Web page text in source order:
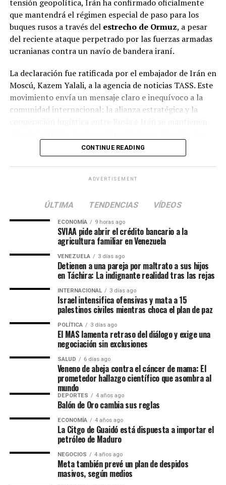
contemporánea, sino que también amenaza con
redefinir las alianzas diplomáticas y las tensiones
militares en la zona. Irak, que durante años ha luchado
por consolidar su soberanía e institucionalidad, se
encuentra ahora en la encrucijada de contener una
como un tablero de ajedrez para intereses ajenos. La
comunidad internacional observa con cautela, a la
espera de cómo responderán los implicados ante
pruebas de semejante calibre.
tensión geopolítica, Irán ha confirmado oficialmente
que mantendrá el régimen especial de paso para los
buques rusos a través del estrecho de Ormuz, a pesar
del reciente ataque perpetrado por las fuerzas armadas
ucranianas contra un navío de bandera iraní.
La declaración fue ratificada por el embajador de Irán en
Moscú, Kazem Yalali, a la agencia de noticias TASS. Este
movimiento envía un mensaje claro e inequívoco a la
comunidad internacional: la alianza estratégica y la
buscan desestabilizar la región.
Coordinación militar de alto nivel y
El ataque contra el buque iraní marca un punto de
inflexión peligroso en la expansión del conflicto hacia
rutas marítimas de vital importancia comercial. Lejos de
ceder ante la presión o modificar su postura logística,
Teherán ha preferido blindar sus acuerdos bilaterales.
Para gestionar las implicaciones de este incidente, los
Ministerios de Defensa de Rusia e Irán han establecido
un canal de contacto directo. Ambas naciones se
encuentran coordinando estrechamente la respuesta
táctica y diplomática ante esta incursión armada.
estrecho de Ormuzes considerado el cuello de
botella energético más crítico del mundo, por donde
transita una porción masiva del petróleo y gas global.
Garantizar un tránsito privilegiado a la flota rusa no
solo protege los intereses económicos de Moscú, sino
que reafirma el control geostratégico de Irán sobre esta
arteria marítima clave.
Con esta decisión, Teherán consolida su bloque
defensivo y demuestra que las represalias e incidentes
de seguridad no alterarán sus compromisos geopolíticos
con el Kremlin. La atención internacional se centra
CONTINUE READING
ADVERTISEMENT
ÚLTIMA TENDENCIAS VÍDEOS
ECONOMÍA 9 horas ago
SVIAA pide abrir el crédito bancario a la
agricultura familiar en Venezuela
VENEZUELA 3 días ago
Detienen a una pareja por maltrato a sus hijos
en Táchira: La indignante realidad tras las rejas
INTERNACIONAL 3 días ago
Israel intensifica ofensivas y mata a 15
palestinos civiles mientras choca el plan de paz
POLÍTICA 3 días ago
El MAS lamenta retraso del diálogo y exige una
negociación sin exclusiones
SALUD 6 días ago
Veneno de abeja contra el cáncer de mama: El
prometedor hallazgo científico que asombra al
mundo
DEPORTES 4 años ago
Balón de Oro cambia sus reglas
ECONOMÍA 4 años ago
La Citgo de Guaidó está dispuesta a importar el
petróleo de Maduro
NEGOCIOS 4 años ago
Meta también prevé un plan de despidos
masivos, según medios